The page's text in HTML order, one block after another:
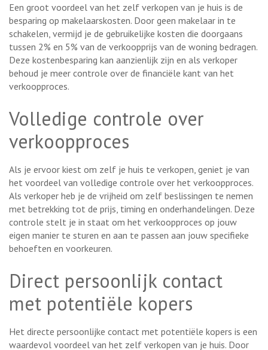
Een groot voordeel van het zelf verkopen van je huis is de
besparing op makelaarskosten. Door geen makelaar in te
schakelen, vermijd je de gebruikelijke kosten die doorgaans
tussen 2% en 5% van de verkoopprijs van de woning bedragen.
Deze kostenbesparing kan aanzienlijk zijn en als verkoper
behoud je meer controle over de financiële kant van het
verkoopproces.
Volledige controle over
verkoopproces
Als je ervoor kiest om zelf je huis te verkopen, geniet je van
het voordeel van volledige controle over het verkoopproces.
Als verkoper heb je de vrijheid om zelf beslissingen te nemen
met betrekking tot de prijs, timing en onderhandelingen. Deze
controle stelt je in staat om het verkoopproces op jouw
eigen manier te sturen en aan te passen aan jouw specifieke
behoeften en voorkeuren.
Direct persoonlijk contact
met potentiële kopers
Het directe persoonlijke contact met potentiële kopers is een
waardevol voordeel van het zelf verkopen van je huis. Door